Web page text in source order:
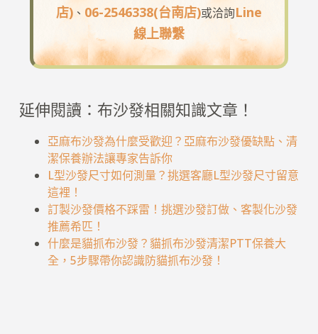
店)、 06-2546338(台南店)或洽詢Line
線上聯繫
延伸閱讀：布沙發相關知識文章！
亞麻布沙發為什麼受歡迎？亞麻布沙發優缺點、清
潔保養辦法讓專家告訴你
L型沙發尺寸如何測量？挑選客廳L型沙發尺寸留意
這裡！
訂製沙發價格不踩雷！挑選沙發訂做、客製化沙發
推薦希匹！
什麼是貓抓布沙發？貓抓布沙發清潔PTT保養大
全，5步驟帶你認識防貓抓布沙發！